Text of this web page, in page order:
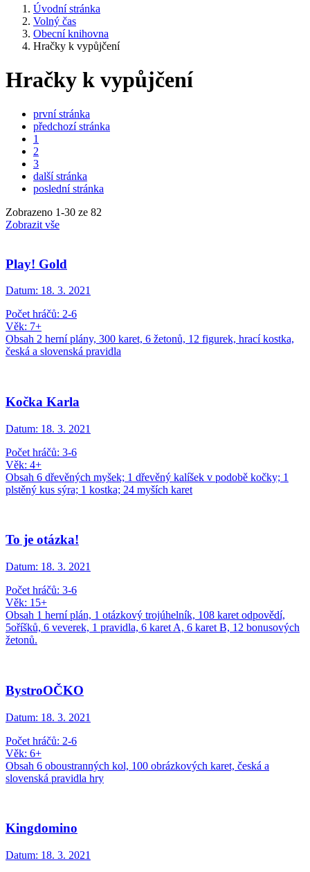
Úvodní stránka
Volný čas
Obecní knihovna
Hračky k vypůjčení
Hračky k vypůjčení
první stránka
předchozí stránka
1
2
3
další stránka
poslední stránka
Zobrazeno 1-30 ze 82
Zobrazit vše
Play! Gold
Datum: 18. 3. 2021
Počet hráčů: 2-6
Věk: 7+
Obsah 2 herní plány, 300 karet, 6 žetonů, 12 figurek, hrací kostka,
česká a slovenská pravidla
Kočka Karla
Datum: 18. 3. 2021
Počet hráčů: 3-6
Věk: 4+
Obsah 6 dřevěných myšek; 1 dřevěný kalíšek v podobě kočky; 1
plstěný kus sýra; 1 kostka; 24 myších karet
To je otázka!
Datum: 18. 3. 2021
Počet hráčů: 3-6
Věk: 15+
Obsah 1 herní plán, 1 otázkový trojúhelník, 108 karet odpovědí,
5oříšků, 6 veverek, 1 pravidla, 6 karet A, 6 karet B, 12 bonusových
žetonů.
BystroOČKO
Datum: 18. 3. 2021
Počet hráčů: 2-6
Věk: 6+
Obsah 6 oboustranných kol, 100 obrázkových karet, česká a
slovenská pravidla hry
Kingdomino
Datum: 18. 3. 2021